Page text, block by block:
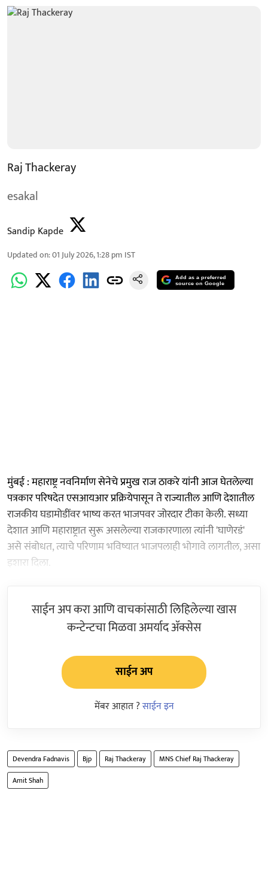
Raj Thackeray
esakal
Sandip Kapde
Updated on:01 July 2026, 1:28 pm IST
Add as a preferred
source on Google
मुंबई : महाराष्ट्र नवनिर्माण सेनेचे प्रमुख राज ठाकरे यांनी आज घेतलेल्या
पत्रकार परिषदेत एसआयआर प्रक्रियेपासून ते राज्यातील आणि देशातील
राजकीय घडामोडींवर भाष्य करत भाजपवर जोरदार टीका केली. सध्या
देशात आणि महाराष्ट्रात सुरू असलेल्या राजकारणाला त्यांनी 'घाणेरडं'
असे संबोधत, त्याचे परिणाम भविष्यात भाजपलाही भोगावे लागतील, असा
इशारा दिला.
साईन अप करा आणि वाचकांसाठी लिहिलेल्या खास
कन्टेन्टचा मिळवा अमर्याद ॲक्सेस
साईन अप
मेंबर आहात ?साईन इन
Devendra Fadnavis Bjp Raj Thackeray
MNS Chief Raj Thackeray
Amit Shah